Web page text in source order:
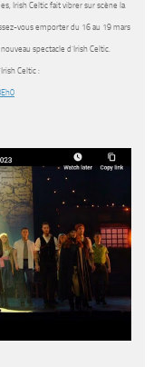
Irish Celticfait vibrer sur scène la
vous emporter du 16 au 19 mars
nouveau spectacle d’ Irish Celtic.
Celtic :